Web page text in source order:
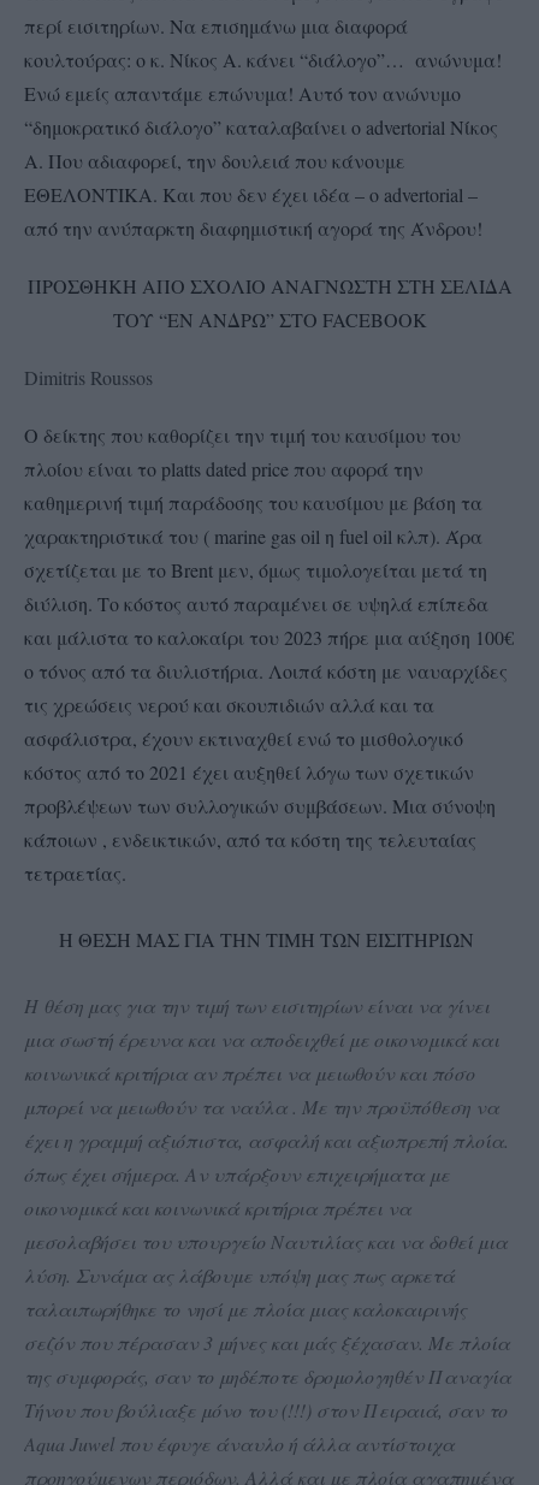
περί εισιτηρίων. Να επισημάνω μια διαφορά
κουλτούρας: ο κ. Νίκος Α. κάνει “διάλογο”… ανώνυμα!
Ενώ εμείς απαντάμε επώνυμα! Αυτό τον ανώνυμο
“δημοκρατικό διάλογο” καταλαβαίνει ο advertorial Νίκος
Α. Που αδιαφορεί, την δουλειά που κάνουμε
ΕΘΕΛΟΝΤΙΚΑ. Και που δεν έχει ιδέα – ο advertorial –
από την ανύπαρκτη διαφημιστική αγορά της Άνδρου!
ΠΡΟΣΘΗΚΗ ΑΠΟ ΣΧΟΛΙΟ ΑΝΑΓΝΩΣΤΗ ΣΤΗ ΣΕΛΙΔΑ
ΤΟΥ “ΕΝ ΑΝΔΡΩ” ΣΤΟ FACEBOOK
Dimitris Roussos
Ο δείκτης που καθορίζει την τιμή του καυσίμου του
πλοίου είναι το platts dated price που αφορά την
καθημερινή τιμή παράδοσης του καυσίμου με βάση τα
χαρακτηριστικά του ( marine gas oil η fuel oil κλπ). Άρα
σχετίζεται με το Brent μεν, όμως τιμολογείται μετά τη
διύλιση. Το κόστος αυτό παραμένει σε υψηλά επίπεδα
και μάλιστα το καλοκαίρι του 2023 πήρε μια αύξηση 100€
ο τόνος από τα διυλιστήρια. Λοιπά κόστη με ναυαρχίδες
τις χρεώσεις νερού και σκουπιδιών αλλά και τα
ασφάλιστρα, έχουν εκτιναχθεί ενώ το μισθολογικό
κόστος από το 2021 έχει αυξηθεί λόγω των σχετικών
προβλέψεων των συλλογικών συμβάσεων. Μια σύνοψη
κάποιων , ενδεικτικών, από τα κόστη της τελευταίας
τετραετίας.
Η ΘΕΣΗ ΜΑΣ ΓΙΑ ΤΗΝ ΤΙΜΗ ΤΩΝ ΕΙΣΙΤΗΡΙΩΝ
Η θέση μας για την τιμή των εισιτηρίων είναι να γίνει
μια σωστή έρευνα και να αποδειχθεί με οικονομικά και
κοινωνικά κριτήρια αν πρέπει να μειωθούν και πόσο
μπορεί να μειωθούν τα ναύλα . Με την προϋπόθεση να
έχει η γραμμή αξιόπιστα, ασφαλή και αξιοπρεπή πλοία.
όπως έχει σήμερα. Αν υπάρξουν επιχειρήματα με
οικονομικά και κοινωνικά κριτήρια πρέπει να
μεσολαβήσει του υπουργείο Ναυτιλίας και να δοθεί μια
λύση. Συνάμα ας λάβουμε υπόψη μας πως αρκετά
ταλαιπωρήθηκε το νησί με πλοία μιας καλοκαιρινής
σεζόν που πέρασαν 3 μήνες και μάς ξέχασαν. Με πλοία
της συμφοράς, σαν το μηδέποτε δρομολογηθέν Παναγία
Τήνου που βούλιαξε μόνο του (!!!) στον Πειραιά, σαν το
Aqua Juwel που έφυγε άναυλο ή άλλα αντίστοιχα
προηγούμενων περιόδων. Αλλά και με πλοία αγαπημένα